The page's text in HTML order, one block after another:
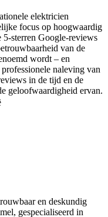
elektricien
focus op hoogwaardig
sterren Google-reviews
van de
wordt – en
naleving van
in de tijd en de
geloofwaardigheid ervan.
en deskundig
gespecialiseerd in